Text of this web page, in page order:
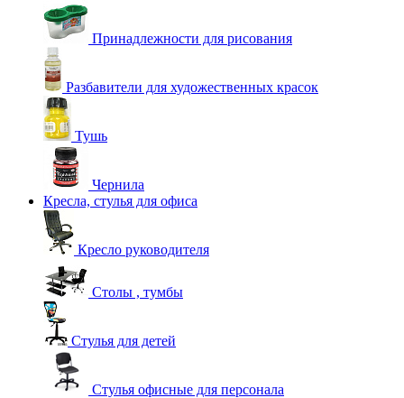
Принадлежности для рисования
Разбавители для художественных красок
Тушь
Чернила
Кресла, стулья для офиса
Кресло руководителя
Столы , тумбы
Стулья для детей
Стулья офисные для персонала